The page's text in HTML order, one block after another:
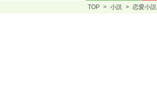
TOP > 小説 > 恋愛小説